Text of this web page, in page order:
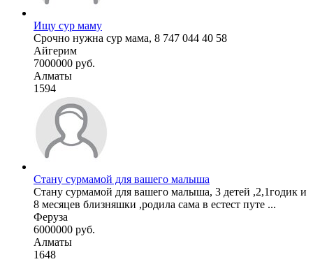
Ищу сур маму
Срочно нужна сур мама, 8 747 044 40 58
Айгерим
7000000 руб.
Алматы
1594
Стану сурмамой для вашего малыша
Стану сурмамой для вашего малыша, 3 детей ,2,1годик и
8 месяцев близняшки ,родила сама в естест путе ...
Феруза
6000000 руб.
Алматы
1648